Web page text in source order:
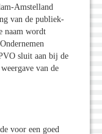
Amstelland
van de publiek-
naam wordt
sluit aan bij de
van de
voor een goed